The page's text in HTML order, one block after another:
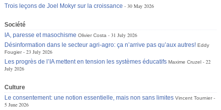
Trois leçons de Joel Mokyr sur la croissance
30 May 2026
Société
IA, paresse et masochisme Olivier Costa
31 July 2026
Désinformation dans le secteur agri-agro: ça n’arrive pas qu’aux autres! Eddy
Fougier
23 July 2026
Les progrès de l’IA mettent en tension les systèmes éducatifs Maxime Cruzel
22
July 2026
Culture
Le consentement: une notion essentielle, mais non sans limites Vincent Tournier
5 June 2026